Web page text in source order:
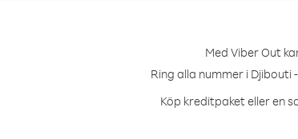
Med Viber Out
Ring alla nummer i
Köp kreditpaket eller en